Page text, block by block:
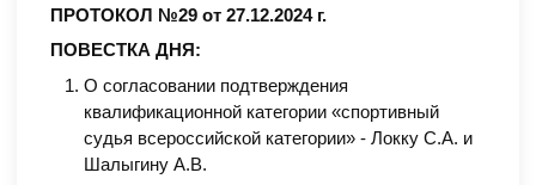
ПРОТОКОЛ №29 от 27.12.2024 г.
ПОВЕСТКА ДНЯ:
О согласовании подтверждения
квалификационной категории «спортивный
судья всероссийской категории» - Локку С.А. и
Шалыгину А.В.